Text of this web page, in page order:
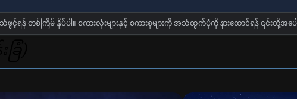
ာရ
င့်ရန် တစ်ကြိမ် နှိပ်ပါ။ စကားလုံးများနှင့် စကားစုများကို အသံထွက်ပုံကို နားထောင်ရန် ၎င်းတို့အပေ